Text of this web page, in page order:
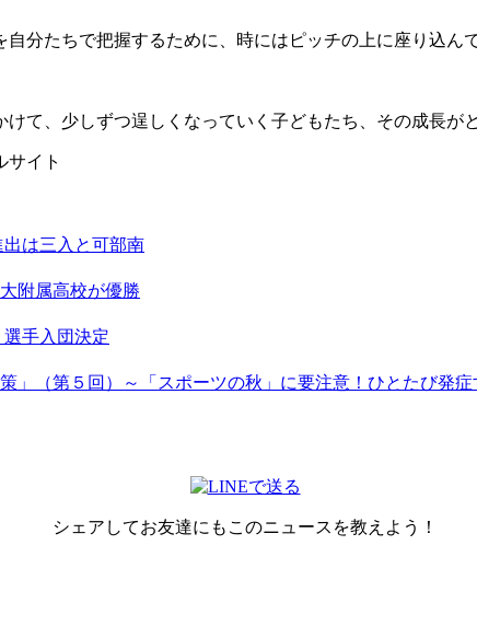
分たちで把握するために、時にはピッチの上に座り込ん
て、少しずつ逞しくなっていく子どもたち、その成長が
サイト
は三入と可部南
附属高校が優勝
手入団決定
」（第５回）～「スポーツの秋」に要注意！ひとたび発
シェアしてお友達にもこのニュースを教えよう！